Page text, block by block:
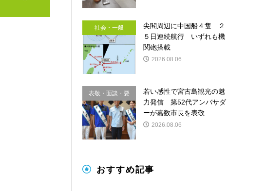
社会・一般
尖閣周辺に中国船４隻 ２
５日連続航行 いずれも機
関砲搭載
2026.08.06
表敬・面談・要
請
若い感性で宮古島観光の魅
力発信 第52代アンバサダ
ーが嘉数市長を表敬
2026.08.06
おすすめ記事